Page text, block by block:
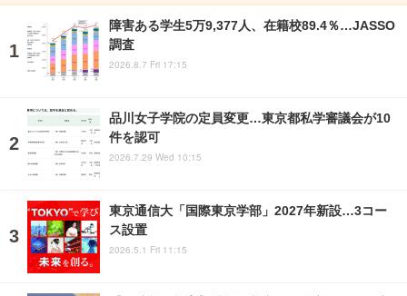
障害ある学生5万9,377人、在籍校89.4％…JASSO
調査
2026.8.7 Fri 17:15
品川女子学院の定員変更…東京都私学審議会が10
件を認可
2026.7.29 Wed 10:15
東京通信大「国際東京学部」2027年新設…3コー
ス設置
2026.5.1 Fri 11:15